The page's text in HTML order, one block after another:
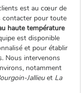
est au cœur de
contacter pour toute
haute température
est disponible
et pour établir
Nous intervenons
notamment
Jallieuet La